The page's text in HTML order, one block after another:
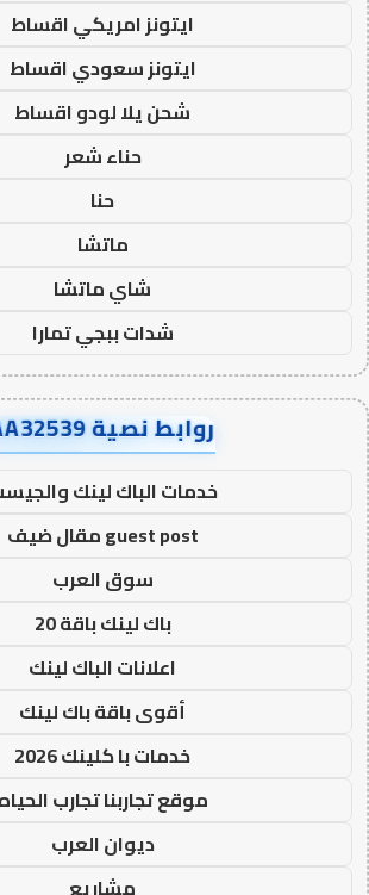
ايتونز امريكي اقساط
ايتونز سعودي اقساط
شحن يلا لودو اقساط
حناء شعر
حنا
ماتشا
شاي ماتشا
شدات ببجي تمارا
روابط نصية AA32539
خدمات الباك لينك
guest post مقال ضيف
سوق العرب
باك لينك باقة 20
اعلانات الباك لينك
أقوى باقة باك لينك
خدمات با كلينك 2026
موقع تجاربنا تجارب الحياه
ديوان العرب